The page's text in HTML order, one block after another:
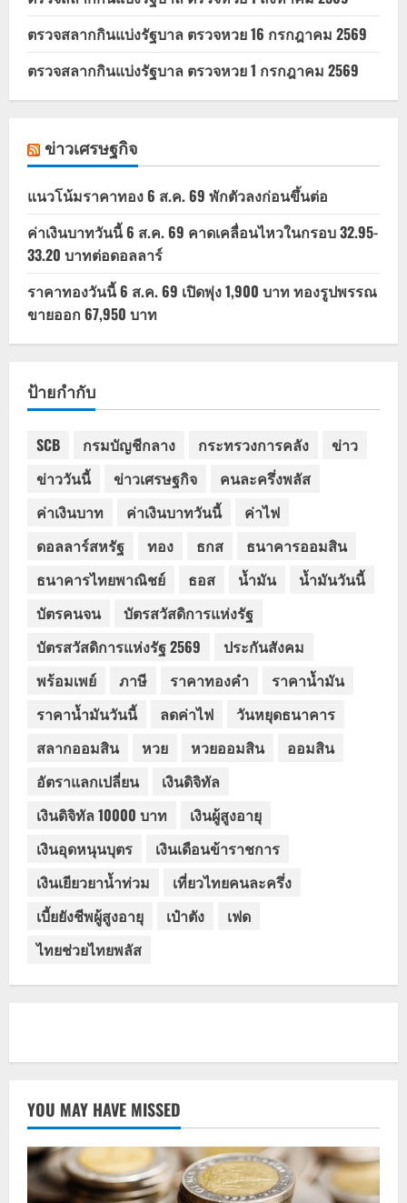
ตรวจสลากกินแบ่งรัฐบาล ตรวจหวย 16 กรกฎาคม 2569
ตรวจสลากกินแบ่งรัฐบาล ตรวจหวย 1 กรกฎาคม 2569
ข่าวเศรษฐกิจ
แนวโน้มราคาทอง 6 ส.ค. 69 พักตัวลงก่อนขึ้นต่อ
ค่าเงินบาทวันนี้ 6 ส.ค. 69 คาดเคลื่อนไหวในกรอบ 32.95-
33.20 บาทต่อดอลลาร์
ราคาทองวันนี้ 6 ส.ค. 69 เปิดพุ่ง 1,900 บาท ทองรูปพรรณ
ขายออก 67,950 บาท
ป้ายกำกับ
SCB กรมบัญชีกลาง กระทรวงการคลัง
ข่าว
ข่าววันนี้
ข่าวเศรษฐกิจ
คนละครึ่งพลัส
ค่าเงินบาท
ค่าเงินบาทวันนี้
ค่าไฟ
ดอลลาร์สหรัฐ
ทอง ธกส
ธนาคารออมสิน
ธนาคารไทยพาณิชย์
ธอส น้ำมัน
น้ำมันวันนี้
บัตรคนจน
บัตรสวัสดิการแห่งรัฐ
บัตรสวัสดิการแห่งรัฐ 2569
ประกันสังคม
พร้อมเพย์
ภาษี ราคาทองคำ
ราคาน้ำมัน
ราคาน้ำมันวันนี้
ลดค่าไฟ
วันหยุดธนาคาร
สลากออมสิน
หวย หวยออมสิน
ออมสิน
อัตราแลกเปลี่ยน
เงินดิจิทัล
เงินดิจิทัล 10000 บาท
เงินผู้สูงอายุ
เงินอุดหนุนบุตร
เงินเดือนข้าราชการ
เงินเยียวยาน้ำท่วม
เที่ยวไทยคนละครึ่ง
เบี้ยยังชีพผู้สูงอายุ
เป๋าตัง
เฟด
ไทยช่วยไทยพลัส
YOU MAY HAVE MISSED